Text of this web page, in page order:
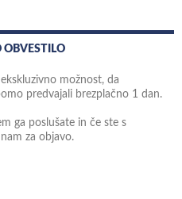
OBVESTILO
možnost, da
predvajali brezplačno 1 dan.
ga poslušate in če ste s
za objavo.